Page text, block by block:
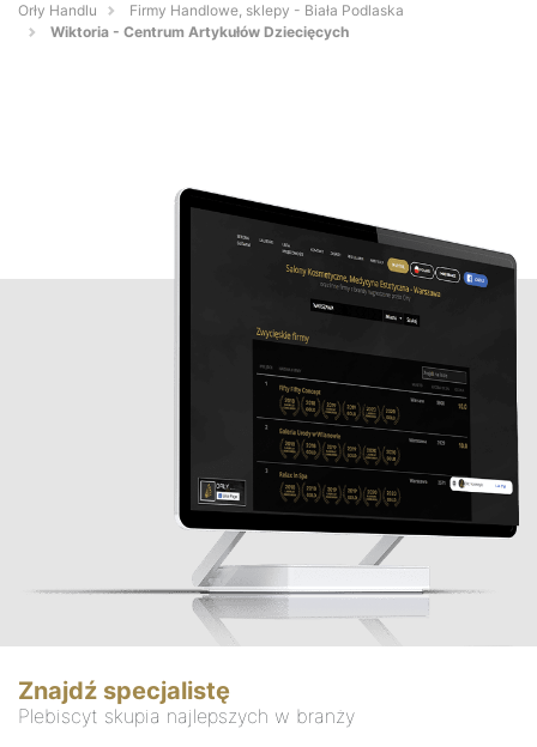
Orły Handlu
Firmy Handlowe, sklepy - Biała Podlaska
Wiktoria - Centrum Artykułów Dziecięcych
Znajdź specjalistę
Plebiscyt skupia najlepszych w branży